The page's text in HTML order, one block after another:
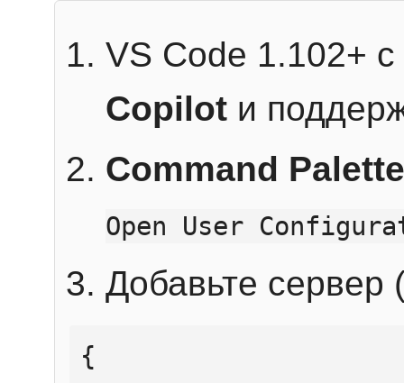
VS Code 1.102+
Copilot и
Command Palette
Open User
Добавьте сервер
{